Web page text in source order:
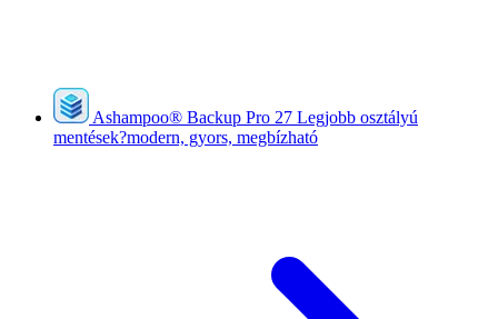
Ashampoo® Backup Pro 27 Legjobb osztályú
mentések?modern, gyors, megbízható